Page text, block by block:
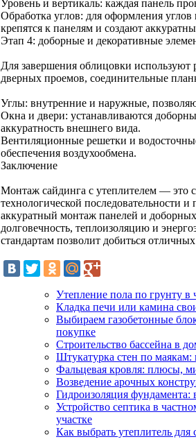
Уровень и вертикаль: каждая панель
Обработка углов: для оформления
крепятся к панелям и создают
Этап 4: доборные и декоративные
Для завершения облицовки
дверных проемов, соединительные
Углы: внутренние и наружные,
Окна и двери: устанавливаются
аккуратность внешнего вида.
Вентиляционные решетки и
обеспечения воздухообмена.
Заключение
Монтаж сайдинга с утеплителем — это
технологической последовательности
аккуратный монтаж панелей и
долговечность, теплоизоляцию и
стандартам позволит добиться
Утепление пола по грунту в
Кладка печи или камина
Выбираем газобетонные
покупке
Строительство бассейна в
Штукатурка стен по маякам:
Фальцевая кровля: плюсы,
Возведение арочных
Гидроизоляция фундамента:
Устройство септика в
участке
Как выбрать утеплитель для